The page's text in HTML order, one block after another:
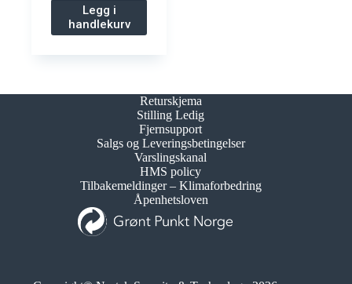
Legg i
handlekurv
Returskjema
Stilling Ledig
Fjernsupport
Salgs og Leveringsbetingelser
Varslingskanal
HMS policy
Tilbakemeldinger – Klimaforbedring
Åpenhetsloven